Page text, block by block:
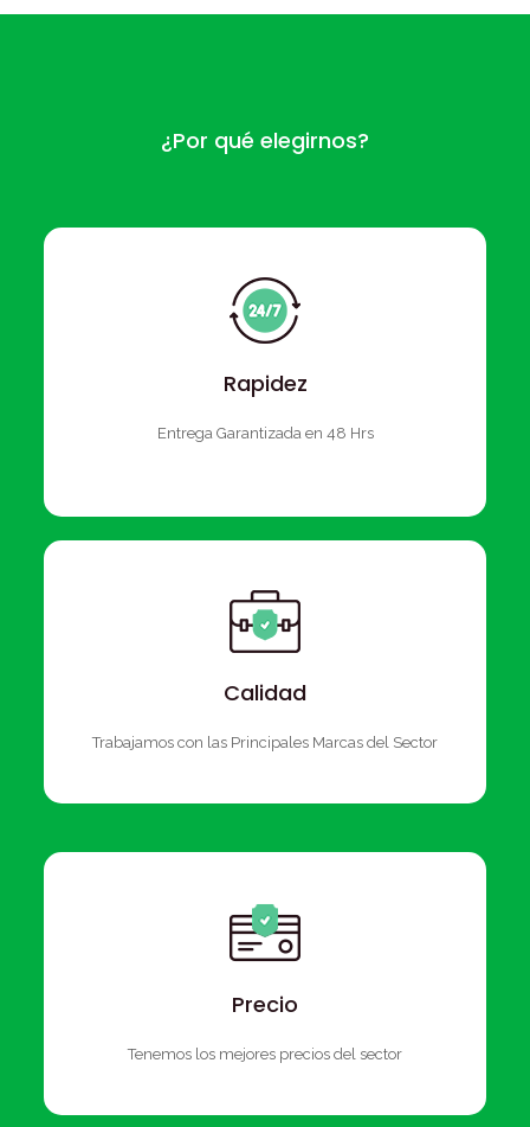
¿Por qué elegirnos?
Rapidez
Entrega Garantizada en 48 Hrs
Calidad
Trabajamos con las Principales Marcas del Sector
Precio
Tenemos los mejores precios del sector